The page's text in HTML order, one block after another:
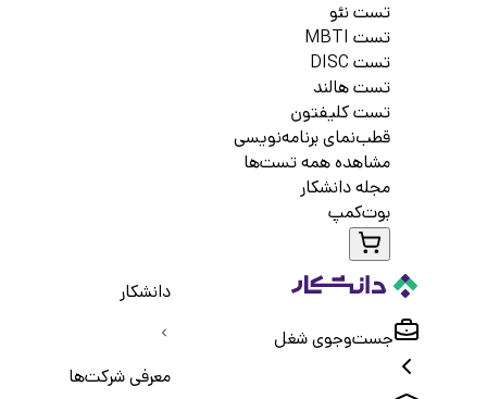
تست نئو
تست MBTI
تست DISC
تست هالند
تست کلیفتون
قطب‌نمای برنامه‌نویسی
مشاهده همه تست‌ها
مجله دانشکار
بوت‌کمپ
جست‌و‌جوی شغل
دانشکار
معرفی شرکت‌ها